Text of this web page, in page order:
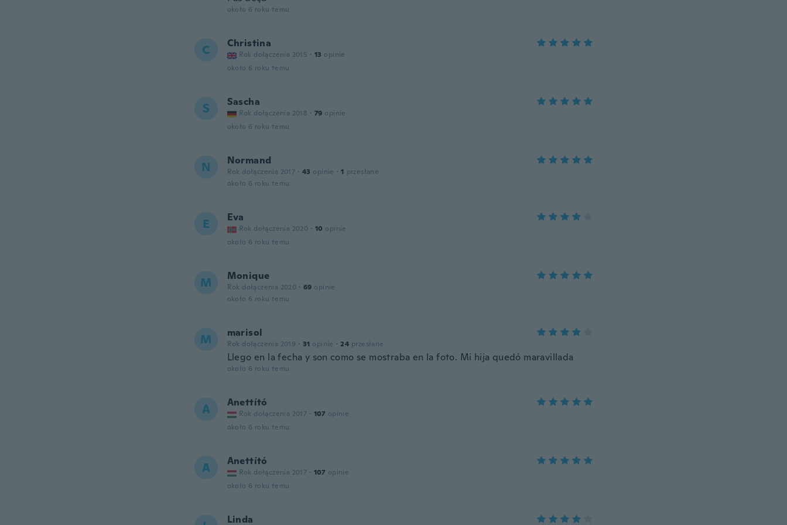
około 6 roku temu
C Christina
Rok dołączenia 2015 · 13 opinie
około 6 roku temu
S Sascha
Rok dołączenia 2018 · 79 opinie
około 6 roku temu
N Normand
Rok dołączenia 2017 · 43 opinie · 1 przesłane
około 6 roku temu
E Eva
Rok dołączenia 2020 · 10 opinie
około 6 roku temu
M Monique
Rok dołączenia 2020 · 69 opinie
około 6 roku temu
M marisol
Rok dołączenia 2019 · 31 opinie · 24 przesłane
Llego en la fecha y son como se mostraba en la foto. Mi hija quedó maravillada
około 6 roku temu
A Anettító
Rok dołączenia 2017 · 107 opinie
około 6 roku temu
A Anettító
Rok dołączenia 2017 · 107 opinie
około 6 roku temu
Linda